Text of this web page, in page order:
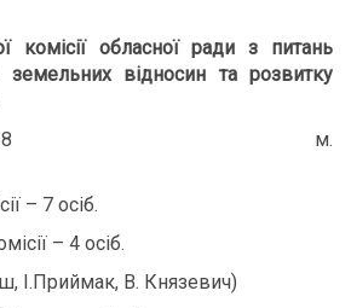
комісії обласної ради з питань
земельних відносин та розвитку
№ 38 м.
– 7 осіб.
– 4 осіб.
І.Приймак, В. Князевич)